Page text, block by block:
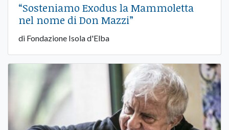
“Sosteniamo Exodus la Mammoletta
nel nome di Don Mazzi”
di Fondazione Isola d'Elba